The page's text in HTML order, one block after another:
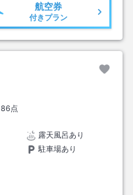
航空券
付きプラン
86点
露天風呂あり
駐車場あり